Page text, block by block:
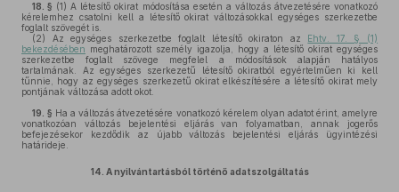
18. § (1) A létesítő okirat módosítása esetén a változás átvezetésére vonatkozó
kérelemhez csatolni kell a létesítő okirat változásokkal egységes szerkezetbe
foglalt szövegét is.
(2) Az egységes szerkezetbe foglalt létesítő okiraton az Ehtv. 17. § (1)
bekezdésében meghatározott személy igazolja, hogy a létesítő okirat egységes
szerkezetbe foglalt szövege megfelel a módosítások alapján hatályos
tartalmának. Az egységes szerkezetű létesítő okiratból egyértelműen ki kell
tűnnie, hogy az egységes szerkezetű okirat elkészítésére a létesítő okirat mely
pontjának változása adott okot.
19. § Ha a változás átvezetésére vonatkozó kérelem olyan adatot érint, amelyre
vonatkozóan változás bejelentési eljárás van folyamatban, annak jogerős
befejezésekor kezdődik az újabb változás bejelentési eljárás ügyintézési
határideje.
14. A nyilvántartásból történő adatszolgáltatás